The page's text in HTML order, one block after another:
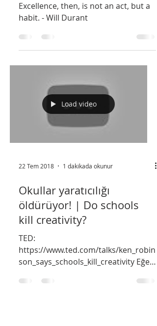
We are what we repeatedly
do
We are what we repeatedly do.
Excellence, then, is not an act, but a
Load video
22 Tem 2018 1 dakikada okunur
Okullar yaratıcılığı
öldürüyor! | Do schools
kill creativity?